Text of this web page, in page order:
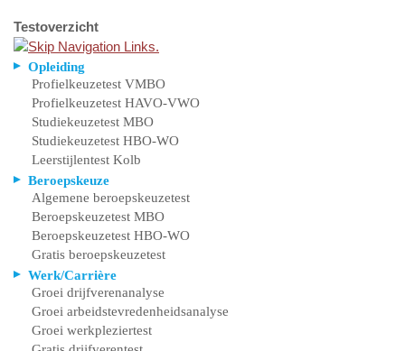
Testoverzicht
Opleiding
Profielkeuzetest VMBO
Profielkeuzetest HAVO-VWO
Studiekeuzetest MBO
Studiekeuzetest HBO-WO
Leerstijlentest Kolb
Beroepskeuze
Algemene beroepskeuzetest
Beroepskeuzetest MBO
Beroepskeuzetest HBO-WO
Gratis beroepskeuzetest
Werk/Carrière
Groei drijfverenanalyse
Groei arbeidstevredenheidsanalyse
Groei werkpleziertest